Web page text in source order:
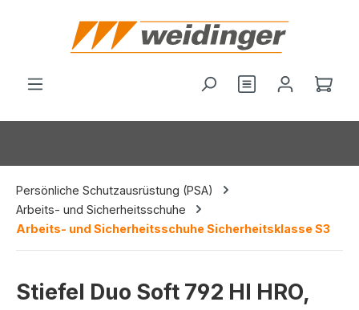
springen
Du hast 0
Persönliche Schutzausrüstung (PSA)
Arbeits- und Sicherheitsschuhe
Arbeits- und Sicherheitsschuhe Sicherheitsklasse S3
Stiefel Duo Soft 792 HI HRO,